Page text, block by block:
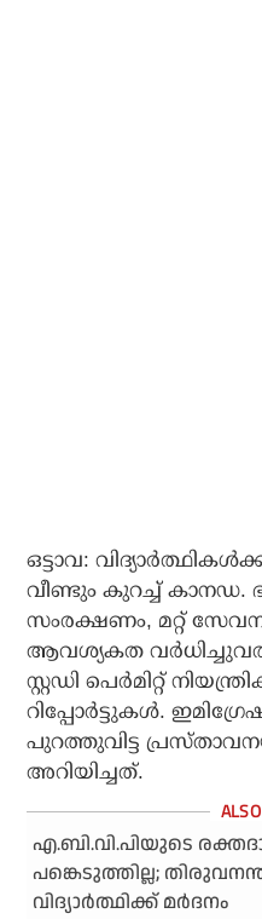
ഒട്ടാവ:
വീണ്ടും കുറച്ച്
സംരക്ഷണം, മറ്റ്
ആവശ്യകത
സ്റ്റഡി പെര്‍മിറ്റ്
റിപ്പോര്‍ട്ടുകള്‍.
പുറത്തുവിട്ട
അറിയിച്ചത്.
എ.ബി.വി.പിയുടെ
പങ്കെടുത്തില്ല;
വിദ്യാര്‍ത്ഥിക്ക് മര്‍ദനം